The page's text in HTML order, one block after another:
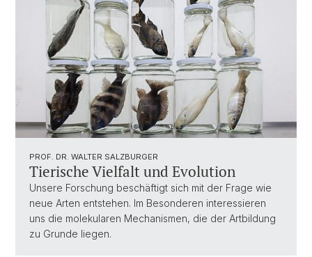
PROF. DR. WALTER SALZBURGER
Tierische Vielfalt und Evolution
Unsere Forschung beschäftigt sich mit der Frage wie
neue Arten entstehen. Im Besonderen interessieren
uns die molekularen Mechanismen, die der Artbildung
zu Grunde liegen.